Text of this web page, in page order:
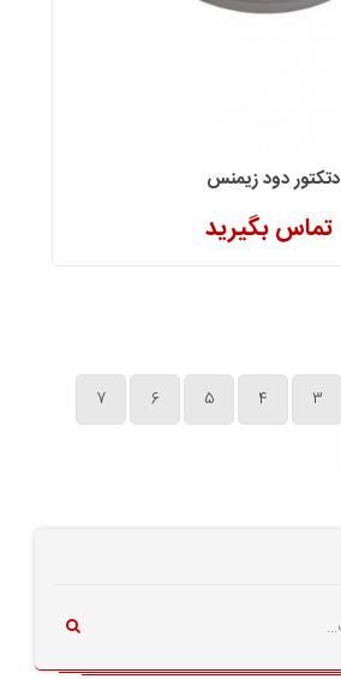
دتکتور دود زیمنس
تماس بگیرید
3
4
5
6
7